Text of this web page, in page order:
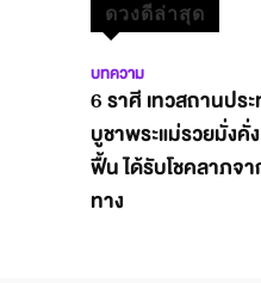
ดวงดีล่าสุด
บทความ
6 ราศี เทวสถานปร
บูชาพระแม่รวยมั่งคั่
ฟื้น ได้รับโชคลาภจ
ทาง